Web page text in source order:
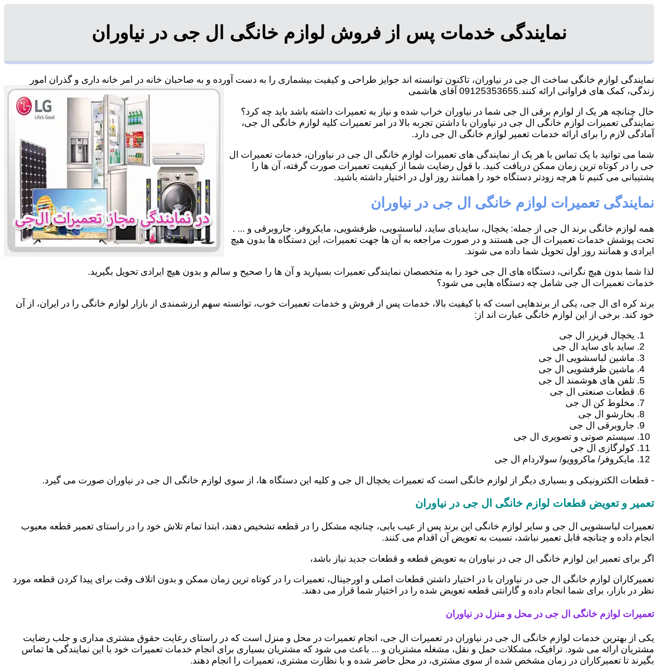
نمایندگی خدمات پس از فروش لوازم خانگی ال جی در نیاوران
نمایندگی لوازم خانگی ساخت ال جی در نیاوران، تاکنون توانسته اند جوایز طراحی و کیفیت بیشماری را به دست آورده و به صاحبان خانه در امر خانه داری و گذران امور
زندگی، کمک های فراوانی ارائه کنند.09125353655 آقای هاشمی
حال چنانچه هر یک از لوازم برقی ال جی شما در نیاوران خراب شده و نیاز به تعمیرات داشته باشد باید چه کرد؟
نمایندگی تعمیرات لوازم خانگی ال جی در نیاوران با داشتن تجربه بالا در امر تعمیرات کلیه لوازم خانگی ال جی،
آمادگی لازم را برای ارائه خدمات تعمیر لوازم خانگی ال جی دارد.
شما می توانید با یک تماس با هر یک از نمایندگی های تعمیرات لوازم خانگی ال جی در نیاوران، خدمات تعمیرات ال
جی را در کوتاه ترین زمان ممکن دریافت کنید. با قول رضایت شما از کیفیت تعمیرات صورت گرفته، آن ها را
پشتیبانی می کنیم تا هرچه زودتر دستگاه خود را همانند روز اول در اختیار داشته باشید.
نمایندگی تعمیرات لوازم خانگی ال جی در نیاوران
همه لوازم خانگی برند ال جی از جمله: یخچال، سایدبای ساید، لباسشویی، ظرفشویی، مایکروفر، جاروبرقی و ... .
تحت پوشش خدمات تعمیرات ال جی هستند و در صورت مراجعه به آن ها جهت تعمیرات، این دستگاه ها بدون هیچ
ایرادی و همانند روز اول تحویل شما داده می شوند.
لذا شما بدون هیچ نگرانی، دستگاه های ال جی خود را به متخصصان نمایندگی تعمیرات بسپارید و آن ها را صحیح و سالم و بدون هیچ ایرادی تحویل بگیرید.
خدمات تعمیرات ال جی شامل چه دستگاه هایی می شود؟
برند کره ای ال جی، یکی از برندهایی است که با کیفیت بالا، خدمات پس از فروش و خدمات تعمیرات خوب، توانسته سهم ارزشمندی از بازار لوازم خانگی را در ایران، از آن
خود کند. برخی از این لوازم خانگی عبارت اند از:
یخچال فریزر ال جی
ساید بای ساید ال جی
ماشین لباسشویی ال جی
ماشین ظرفشویی ال جی
تلفن های هوشمند ال جی
قطعات صنعتی ال جی
مخلوط کن ال جی
بخارشو ال جی
جاروبرقی ال جی
سیستم صوتی و تصویری ال جی
کولرگازی ال جی
مایکروفر/ ماکروویو/ سولاردام ال جی
- قطعات الکترونیکی و بسیاری دیگر از لوازم خانگی است که تعمیرات یخچال ال جی و کلیه این دستگاه ها، از سوی لوازم خانگی ال جی در نیاوران صورت می گیرد.
تعمیر و تعویض قطعات لوازم خانگی ال جی در نیاوران
تعمیرات لباسشویی ال جی و سایر لوازم خانگی این برند پس از عیب یابی، چنانچه مشکل را در قطعه تشخیص دهند، ابتدا تمام تلاش خود را در راستای تعمیر قطعه معیوب
انجام داده و چنانچه قابل تعمیر نباشد، نسبت به تعویض آن اقدام می کنند.
اگر برای تعمیر این لوازم خانگی ال جی در نیاوران به تعویض قطعه و قطعات جدید نیاز باشد،
تعمیرکاران لوازم خانگی ال جی در نیاوران با در اختیار داشتن قطعات اصلی و اورجینال، تعمیرات را در کوتاه ترین زمان ممکن و بدون اتلاف وقت برای پیدا کردن قطعه مورد
نظر در بازار، برای شما انجام داده و گارانتی قطعه تعویض شده را در اختیار شما قرار می دهند.
تعمیرات لوازم خانگی ال جی در محل و منزل در نیاوران
یکی از بهترین خدمات لوازم خانگی ال جی در نیاوران در تعمیرات ال جی، انجام تعمیرات در محل و منزل است که در راستای رعایت حقوق مشتری مداری و جلب رضایت
مشتریان ارائه می شود. ترافیک، مشکلات حمل و نقل، مشغله مشتریان و ... باعث می شود که مشتریان بسیاری برای انجام خدمات تعمیرات خود با این نمایندگی ها تماس
بگیرند تا تعمیرکاران در زمان مشخص شده از سوی مشتری، در محل حاضر شده و با نظارت مشتری، تعمیرات را انجام دهند.